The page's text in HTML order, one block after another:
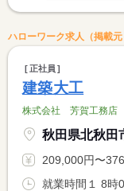
ハローワーク求人（掲載
正社員
建築大工
株式会社 芳賀工務店
秋田県北秋田
209,000円〜376,200円 ※フルタイ
就業時間１ 8時